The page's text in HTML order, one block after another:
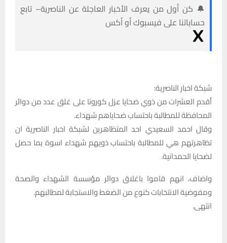
🔔 كن أول من يعرف الأخبار العاجلة عن الناصرية– تابع
حساباتنا على فيسبوك أو أكس
شبكة اخبار الناصرية:
أقدم العشرات من ذوي ضحايا عزل كورونا على غلق عدد من دوائر
المحافظة للمطالبة باحتساب ضحاياهم شهداء.
وقال احمد السعيدي احد المتظاهرين لشبكة اخبار الناصرية ان
تظاهرتهم هي للمطالبة باحتساب ذويهم شهداء اسوة بما حصل
لضحايا الحمدانية.
واضاف، انهم قاموا باغلاق دوائر مؤسسة الشهداء والصحة
ومفوضية الانتخابات كنوع من الضغط والاستجابة لمطالبهم.
انتهى.